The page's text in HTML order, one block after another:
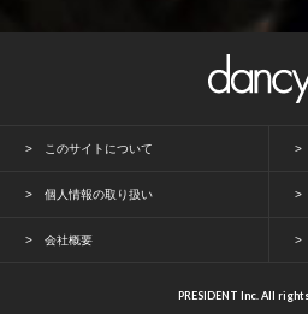
このサイトについて
個人情報の取り扱い
会社概要
PRESIDENT Inc. All